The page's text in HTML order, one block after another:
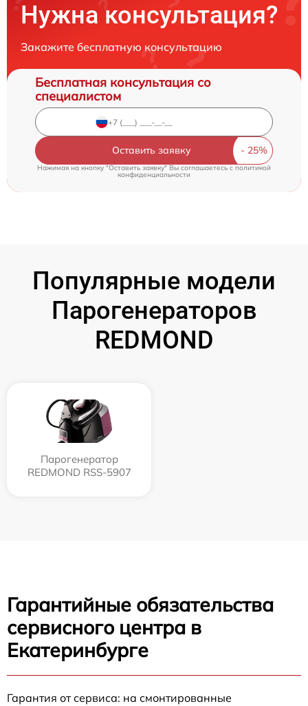
Нужна консультация?
Закажите бесплатную консультацию
Бесплатная консультация со
специалистом
Оставить заявку
Нажимая на кнопку "Оставить заявку" Вы соглашаетесь c политикой
конфиденциальности
Популярные модели
Парогенераторов
REDMOND
Парогенератор
REDMOND RSS-5907
Гарантийные обязательства
сервисного центра в
Екатеринбурге
Гарантия от сервиса: на смонтированные